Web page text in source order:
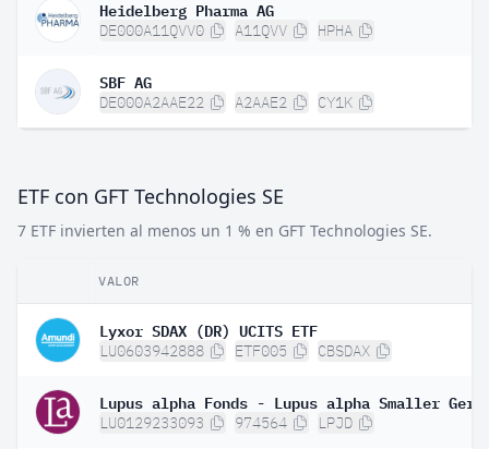
Heidelberg Pharma AG
DE000A11QVV0 A11QVV HPHA
SBF AG
DE000A2AAE22 A2AAE2 CY1K
ETF con GFT Technologies SE
7 ETF invierten al menos un 1 % en GFT Technologies SE.
VALOR
Lyxor SDAX (DR) UCITS ETF
LU0603942888 ETF005 CBSDAX
LU0129233093 974564 LPJD